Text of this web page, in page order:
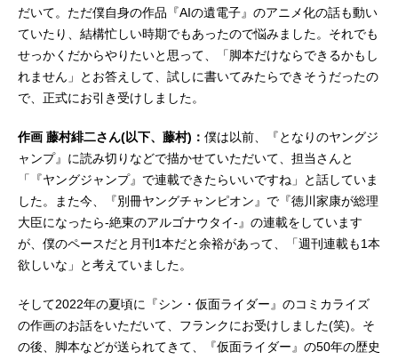
だいて。ただ僕自身の作品『AIの遺電子』のアニメ化の話も動い
ていたり、結構忙しい時期でもあったので悩みました。それでも
せっかくだからやりたいと思って、「脚本だけならできるかもし
れません」とお答えして、試しに書いてみたらできそうだったの
で、正式にお引き受けしました。
作画 藤村緋二さん(以下、藤村)： 僕は以前、『となりのヤングジ
ャンプ』に読み切りなどで描かせていただいて、担当さんと
「『ヤングジャンプ』で連載できたらいいですね」と話していま
した。また今、『別冊ヤングチャンピオン』で『徳川家康が総理
大臣になったら-絶東のアルゴナウタイ-』の連載をしています
が、僕のペースだと月刊1本だと余裕があって、「週刊連載も1本
欲しいな」と考えていました。
そして2022年の夏頃に『シン・仮面ライダー』のコミカライズ
の作画のお話をいただいて、フランクにお受けしました(笑)。そ
の後、脚本などが送られてきて、『仮面ライダー』の50年の歴史